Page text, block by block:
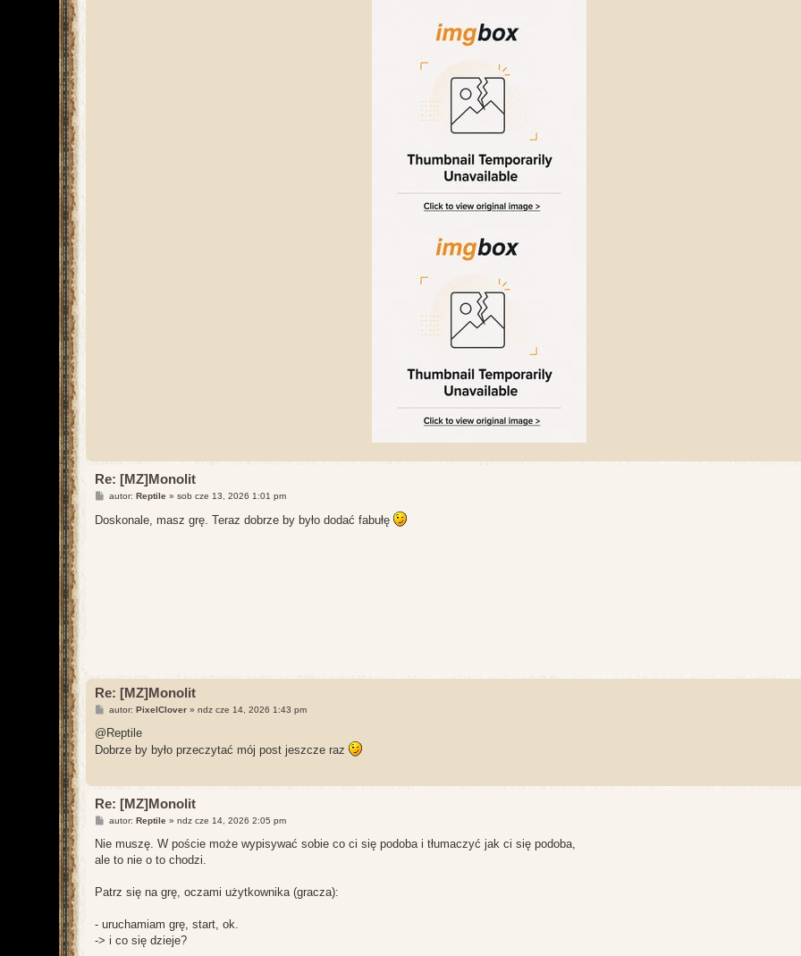
Re: [MZ]Monolit
P
s
t
autor: Reptile» sob cze 13, 2026 1:01 pm
Doskonale, masz grę. Teraz dobrze by było dodać fabułę
Re: [MZ]Monolit
P
s
autor: PixelClover» ndz cze 14, 2026 1:43 pm
@Reptile
Dobrze by było przeczytać mój post jeszcze raz
Re: [MZ]Monolit
P
s
autor: Reptile» ndz cze 14, 2026 2:05 pm
Nie muszę. W poście może wypisywać sobie co ci się podoba i tłumaczyć jak ci się podoba,
ale to nie o to chodzi.
Patrz się na grę, oczami użytkownika (gracza):
- uruchamiam grę, start, ok.
-> i co się dzieje?